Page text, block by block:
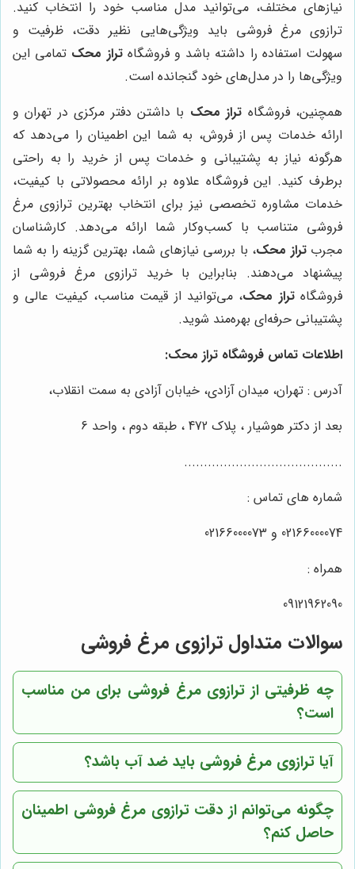
نیازهای مختلف، می‌توانید مدل مناسب خود را انتخاب کنید.
ترازوی مرغ فروشی باید ویژگی‌هایی نظیر دقت، ظرفیت و
سهولت استفاده را داشته باشد و فروشگاهتراز محک تمامی این
ویژگی‌ها را در مدل‌های خود گنجانده است.
همچنین، فروشگاه تراز محک با داشتن دفتر مرکزی در تهران و
ارائه خدمات پس از فروش، به شما این اطمینان را می‌دهد که
هرگونه نیاز به پشتیبانی و خدمات پس از خرید را به راحتی
برطرف کنید. این فروشگاه علاوه بر ارائه محصولاتی با کیفیت،
خدمات مشاوره تخصصی نیز برای انتخاب بهترین ترازوی مرغ
فروشی متناسب با کسب‌وکار شما ارائه می‌دهد. کارشناسان
مجربتراز محک، با بررسی نیازهای شما، بهترین گزینه را به شما
پیشنهاد می‌دهند. بنابراین با خرید ترازوی مرغ فروشی از
فروشگاهتراز محک، می‌توانید از قیمت مناسب، کیفیت عالی و
پشتیبانی حرفه‌ای بهره‌مند شوید.
اطلاعات تماس فروشگاه تراز محک:
آدرس : تهران، میدان آزادی، خیابان آزادی به سمت انقلاب،
بعد از دکتر هوشیار ، پلاک 472 ، طبقه دوم ، واحد 6
........................................
شماره های تماس :
02166000074 و 02166000073
همراه :
09121962090
سوالات متداول ترازوی مرغ فروشی
چه ظرفیتی از ترازوی مرغ فروشی برای من مناسب
است؟
آیا ترازوی مرغ فروشی باید ضد آب باشد؟
چگونه می‌توانم از دقت ترازوی مرغ فروشی اطمینان
حاصل کنم؟